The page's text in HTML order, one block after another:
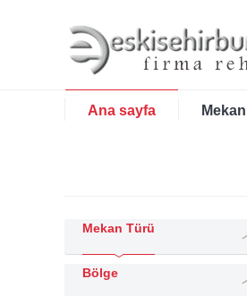
Ana sayfa
Mekan Türü
Bölge